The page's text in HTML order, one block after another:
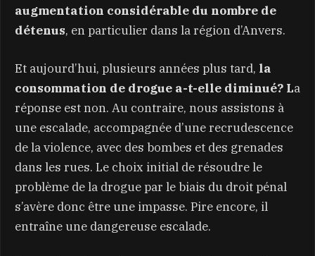
augmentation considérable du nombre de
détenus, en particulier dans la région d’Anvers.
Et aujourd’hui, plusieurs années plus tard, la
consommation de drogue a-t-elle diminué? La
réponse est non. Au contraire, nous assistons à
une escalade, accompagnée d’une recrudescence
de la violence, avec des bombes et des grenades
dans les rues. Le choix initial de résoudre le
problème de la drogue par le biais du droit pénal
s’avère donc être une impasse. Pire encore, il
entraîne une dangereuse escalade.